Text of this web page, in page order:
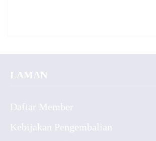
LAMAN
Daftar Member
Kebijakan Pengembalian